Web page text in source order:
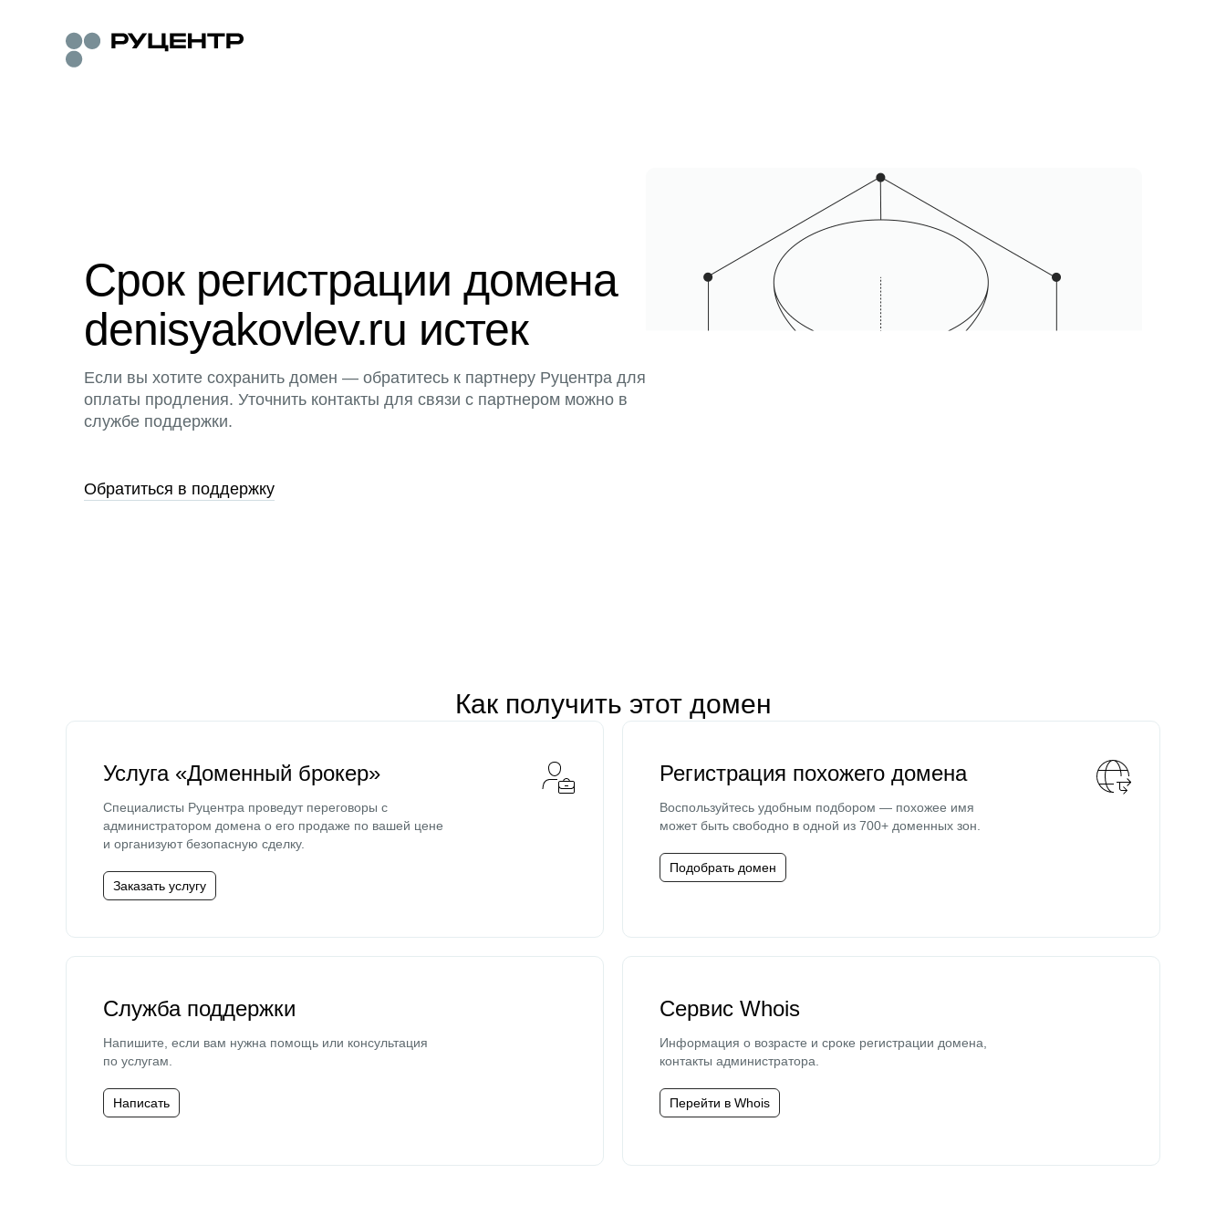
Срок регистрации домена
denisyakovlev.ru истек
Если вы хотите сохранить домен — обратитесь к партнеру Руцентра для
оплаты продления. Уточнить контакты для связи с партнером можно в
службе поддержки.
Обратиться в поддержку
Как получить этот домен
Услуга «Доменный брокер»
Специалисты Руцентра проведут переговоры с
администратором домена о его продаже по вашей цене
и организуют безопасную сделку.
Заказать услугу
Регистрация похожего домена
Воспользуйтесь удобным подбором — похожее имя
может быть свободно в одной из 700+ доменных зон.
Подобрать домен
Служба поддержки
Напишите, если вам нужна помощь или консультация
по услугам.
Написать
Сервис Whois
Информация о возрасте и сроке регистрации домена,
контакты администратора.
Перейти в Whois